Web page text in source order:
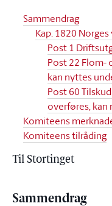
Sammendrag
Kap. 1820
Post 1
Post 22 Flom-
kan nyttes
Post 60
overføres, kan
Komiteens
Komiteens tilråding
Til Stortinget
Sammendrag